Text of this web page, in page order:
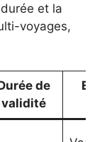
et la
voyages,
de
validité